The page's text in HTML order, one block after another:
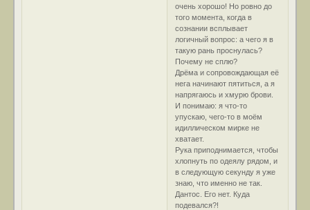
очень хорошо! Но ровно до
того момента, когда в
сознании всплывает
логичный вопрос: а чего я в
такую рань проснулась?
Почему не сплю?
Дрёма и сопровождающая её
нега начинают пятиться, а я
напрягаюсь и хмурю брови.
И понимаю: я что-то
упускаю, чего-то в моём
идиллическом мирке не
хватает.
Рука приподнимается, чтобы
хлопнуть по одеялу рядом, и
в следующую секунду я уже
знаю, что именно не так.
Дантос. Его нет. Куда
подевался?!